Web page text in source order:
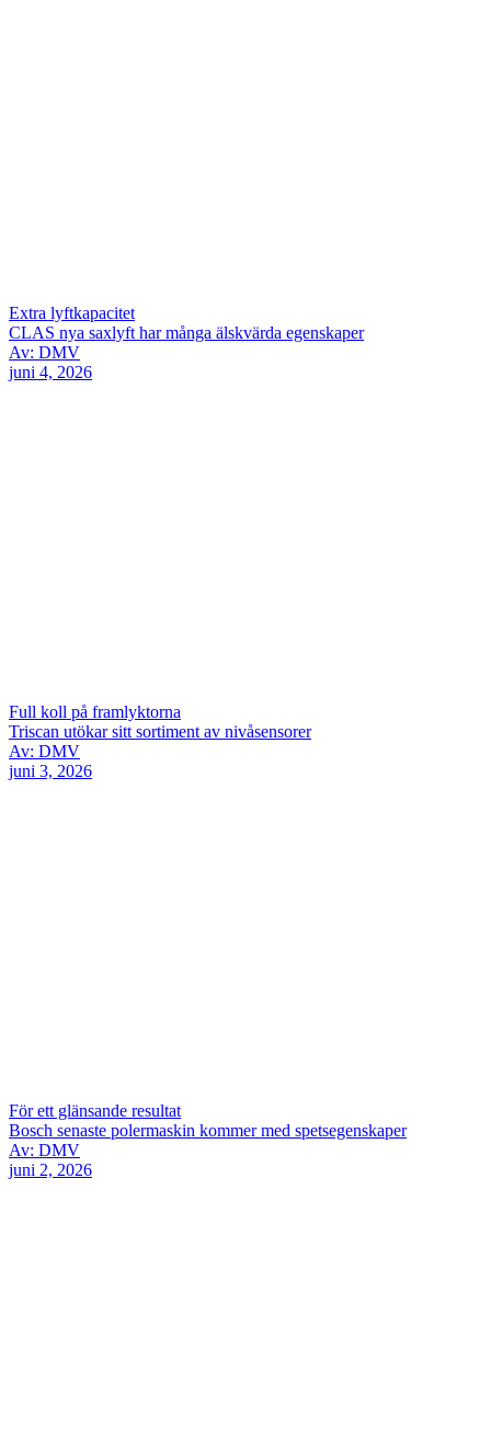
Extra lyftkapacitet
CLAS nya saxlyft har många älskvärda egenskaper
Av: DMV
juni 4, 2026
Full koll på framlyktorna
Triscan utökar sitt sortiment av nivåsensorer
Av: DMV
juni 3, 2026
För ett glänsande resultat
Bosch senaste polermaskin kommer med spetsegenskaper
Av: DMV
juni 2, 2026